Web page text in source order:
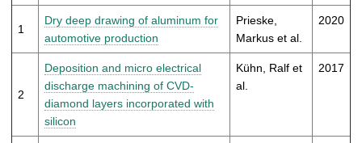
f
1
Dry deep drawing of aluminum for
automotive production
Prieske,
Markus et al.
2020
2
Deposition and micro electrical
discharge machining of CVD-
diamond layers incorporated with
silicon
Kühn, Ralf et
al.
2017